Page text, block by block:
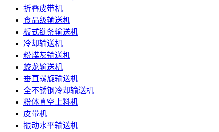
折叠皮带机
食品级输送机
板式链条输送机
冷却输送机
粉煤灰输送机
蛟龙输送机
垂直螺旋输送机
全不锈钢冷却输送机
粉体真空上料机
皮带机
振动水平输送机